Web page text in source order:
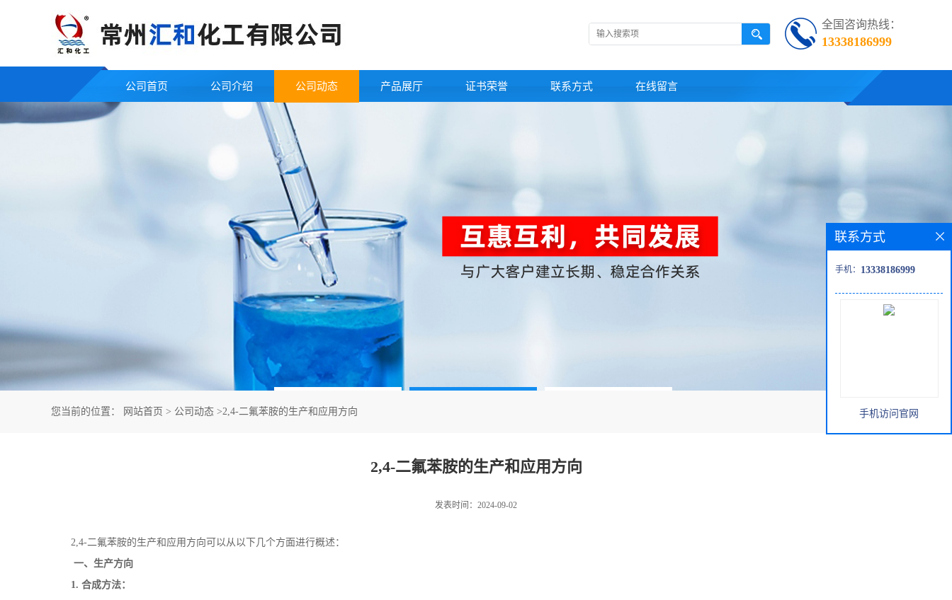
全国咨询热线：
13338186999
公司首页 公司介绍 公司动态 产品展厅 证书荣誉 联系方式 在线留言
您当前的位置： 网站首页 > 公司动态 >2,4-二氟苯胺的生产和应用方向
2,4-二氟苯胺的生产和应用方向
发表时间：2024-09-02
2,4-二氟苯胺的生产和应用方向可以从以下几个方面进行概述：
一、生产方向
1.合成方法：
联系方式
手机： 13338186999
手机访问官网